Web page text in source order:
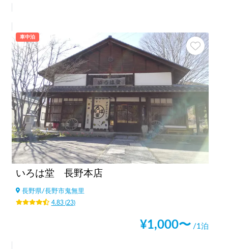
車中泊
いろは堂 長野本店
長野県/長野市鬼無里
4.83(23)
¥1,000〜 /1泊